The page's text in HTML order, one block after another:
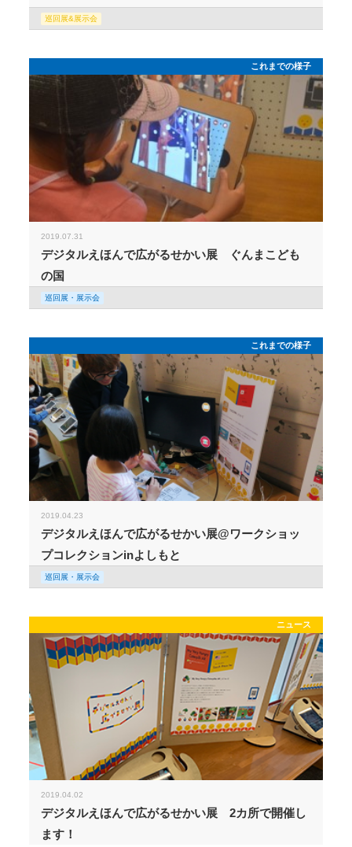
巡回展&展示会
これまでの様子
2019.07.31
デジタルえほんで広がるせかい展 ぐんまこども
の国
巡回展・展示会
これまでの様子
2019.04.23
デジタルえほんで広がるせかい展@ワークショッ
プコレクションinよしもと
巡回展・展示会
ニュース
2019.04.02
デジタルえほんで広がるせかい展 2カ所で開催し
ます！